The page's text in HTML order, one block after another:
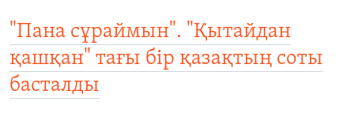
"Пана сұраймын". "Қытайдан
қашқан" тағы бір қазақтың соты
басталды​